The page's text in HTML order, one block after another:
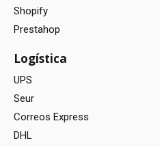
Shopify
Prestahop
Logística
UPS
Seur
Correos Express
DHL